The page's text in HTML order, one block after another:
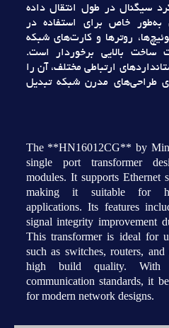
سيگنال در طول انتقال داده
خاص براي استفاده در
روترها و کارت‌هاي شبکه
بالايي برخوردار است.
ارتباطي مختلف، آن را
طراحي‌هاي مدرن شبکه تبديل
The **HN16012CG** by
single port transformer
modules. It supports Ethernet
making it suitable for
applications. Its features
signal integrity improvement
This transformer is ideal for
such as switches, routers,
high build quality. With
communication standards, it
for modern network designs.